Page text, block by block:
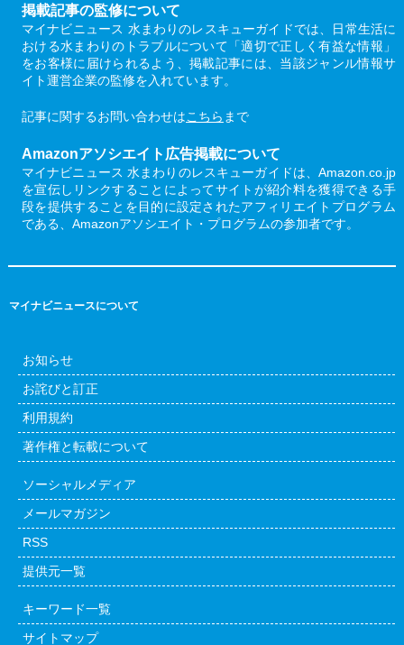
掲載記事の監修について
マイナビニュース 水まわりのレスキューガイドでは、日常生活に
おける水まわりのトラブルについて「適切で正しく有益な情報」
をお客様に届けられるよう、掲載記事には、当該ジャンル情報サ
イト運営企業の監修を入れています。
記事に関するお問い合わせはこちら まで
Amazonアソシエイト広告掲載について
マイナビニュース 水まわりのレスキューガイドは、Amazon.co.jp
を宣伝しリンクすることによってサイトが紹介料を獲得できる手
段を提供することを目的に設定されたアフィリエイトプログラム
である、Amazonアソシエイト・プログラムの参加者です。
マイナビニュースについて
お知らせ
お詫びと訂正
利用規約
著作権と転載について
ソーシャルメディア
メールマガジン
RSS
提供元一覧
キーワード一覧
サイトマップ